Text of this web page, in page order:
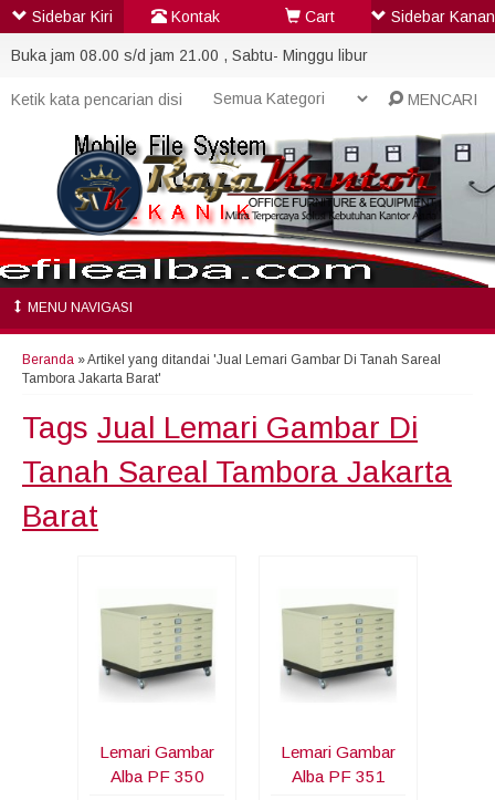
Buka jam 08.00 s/d jam 21.00 , Sabtu- Minggu libur
MENCARI
MENU NAVIGASI
Beranda »Artikel yang ditandai 'Jual Lemari Gambar Di Tanah Sareal
Tambora Jakarta Barat'
Tags Jual Lemari Gambar Di
Tanah Sareal Tambora Jakarta
Barat
Lemari Gambar
Alba PF 350
Lemari Gambar
Alba PF 351
Sidebar Kiri Kontak Cart Sidebar Kanan